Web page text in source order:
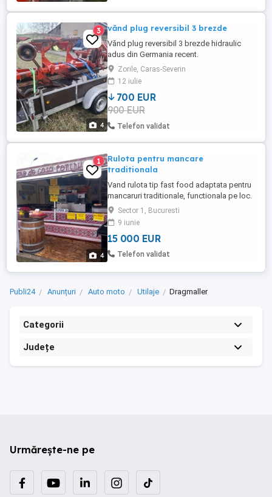
4
3 vănd plug reversibil 3 brezde
Vănd plug reversibil 3 brezde hidraulic
adus din Germania recent.
Zorile, Caras-Severin
12 iulie
700 EUR
900 EUR
Telefon validat
4
1
Rulota pentru mancare
traditionala
Vand rulota tip fast food adaptata pentru
mancaruri traditionale, functionala pe loc.
Rulota are toate dotarile necesare, este
autorizata DSV, poate fi folosita imediat,
trebuie doar racordata la apa si curent.
Ideal de amplasat intr-un loc fix cu
potential, se pot gati lejer 200-300 de
Sector 1, Bucuresti
9 iunie
15 000 EUR
Telefon validat
Publi24 Anunțuri Auto moto Utilaje Dragmaller
Categorii
Județe
Urmărește-ne pe